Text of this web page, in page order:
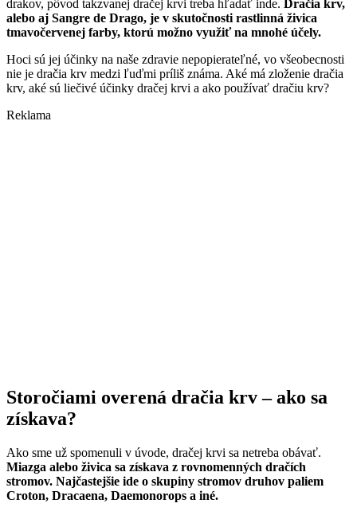
drakov, pôvod takzvanej dračej krvi treba hľadať inde. Dračia krv,
alebo aj Sangre de Drago, je v skutočnosti rastlinná živica
tmavočervenej farby, ktorú možno využiť na mnohé účely.
Hoci sú jej účinky na naše zdravie nepopierateľné, vo všeobecnosti
nie je dračia krv medzi ľuďmi príliš známa. Aké má zloženie dračia
krv, aké sú liečivé účinky dračej krvi a ako používať dračiu krv?
Reklama
Storočiami overená dračia krv – ako sa
získava?
Ako sme už spomenuli v úvode, dračej krvi sa netreba obávať.
Miazga alebo živica sa získava z rovnomenných dračích
stromov. Najčastejšie ide o skupiny stromov druhov paliem
Croton, Dracaena, Daemonorops a iné.